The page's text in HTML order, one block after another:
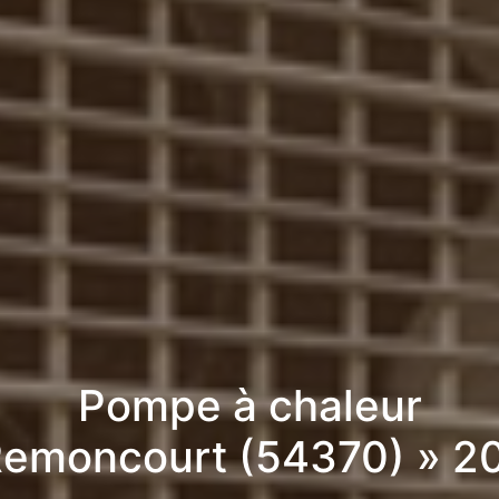
Pompe à chaleur
(54370) »